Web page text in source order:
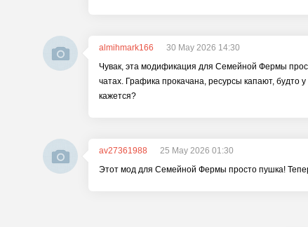
almihmark166
30 May 2026 14:30
Чувак, эта модификация для Семейной Фермы
чатах. Графика прокачана, ресурсы капают, будто
кажется?
av27361988
25 May 2026 01:30
Этот мод для Семейной Фермы просто пушка!